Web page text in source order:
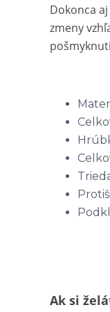
Dokonca
zmeny
Ak si